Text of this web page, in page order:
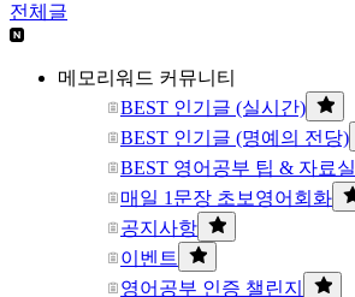
전체글
메모리워드 커뮤니티
BEST 인기글 (실시간)
BEST 인기글 (명예의 전당)
BEST 영어공부 팁 & 자료실
매일 1문장 초보영어회화
공지사항
이벤트
영어공부 인증 챌린지